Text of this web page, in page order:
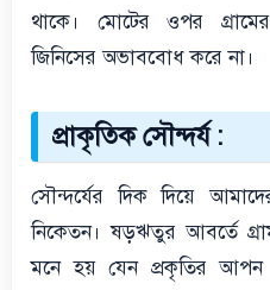
থাকে। মোটের ওপর
জিনিসের অভাববোধ করে না।
প্রাকৃতিক সৌন্দর্য :
সৌন্দর্যের দিক দিয়ে
নিকেতন। ষড়ঋতুর আবর্তে
মনে হয় যেন প্রকৃতির আপন